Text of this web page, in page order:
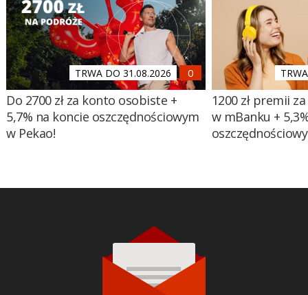
TRWA DO 31.08.2026
Do 2700 zł za konto osobiste +
5,7% na koncie oszczędnościowym
w Pekao!
1200 zł premii
w mBanku +